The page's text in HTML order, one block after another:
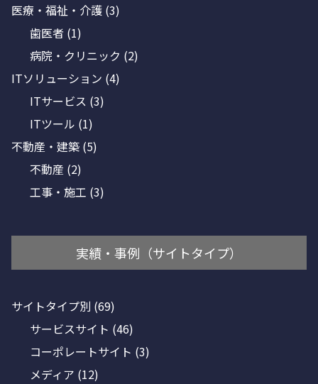
医療・福祉・介護 (3)
歯医者 (1)
病院・クリニック (2)
ITソリューション (4)
ITサービス (3)
ITツール (1)
不動産・建築 (5)
不動産 (2)
工事・施工 (3)
実績・事例（サイトタイプ）
サイトタイプ別 (69)
サービスサイト (46)
コーポレートサイト (3)
メディア (12)